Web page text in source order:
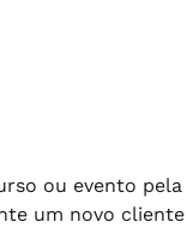
ou evento pela
um novo cliente